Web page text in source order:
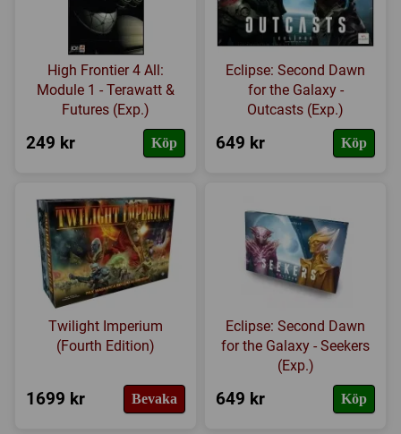
High Frontier 4 All:
Module 1 - Terawatt &
Futures (Exp.)
249 kr Köp
Eclipse: Second Dawn
for the Galaxy -
Outcasts (Exp.)
649 kr Köp
Twilight Imperium
(Fourth Edition)
1699 kr Bevaka
Eclipse: Second Dawn
for the Galaxy - Seekers
(Exp.)
649 kr Köp